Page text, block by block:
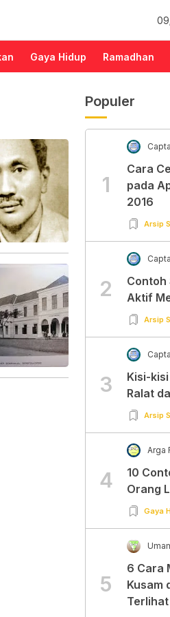
Gaya Hidup Ramadhan
Populer
1
Cara
pada
2016
Arsip
2
Contoh
Aktif
Arsip
3
Kisi-
Ralat
Arsip
4
Arga
10
Orang
Gaya
5
6 Cara
Kusam